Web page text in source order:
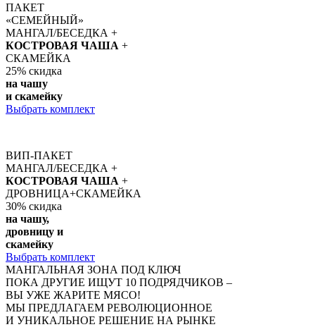
ПАКЕТ
«СЕМЕЙНЫЙ»
МАНГАЛ/БЕСЕДКА +
КОСТРОВАЯ ЧАША +
СКАМЕЙКА
25% скидка
на чашу
и скамейку
Выбрать комплект
ВИП-ПАКЕТ
МАНГАЛ/БЕСЕДКА +
КОСТРОВАЯ ЧАША +
ДРОВНИЦА+СКАМЕЙКА
30% скидка
на чашу,
дровницу и
скамейку
Выбрать комплект
МАНГАЛЬНАЯ ЗОНА ПОД КЛЮЧ
ПОКА ДРУГИЕ ИЩУТ 10 ПОДРЯДЧИКОВ –
ВЫ УЖЕ ЖАРИТЕ МЯСО!
МЫ ПРЕДЛАГАЕМ РЕВОЛЮЦИОННОЕ
И УНИКАЛЬНОЕ РЕШЕНИЕ НА РЫНКЕ